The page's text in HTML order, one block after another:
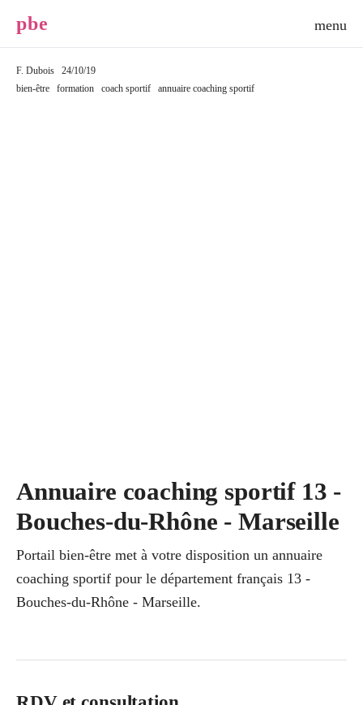
pbe
F. Dubois
24/10/19
bien-être
formation coach sportif annuaire coaching sportif
Annuaire coaching sportif 13 -
Bouches-du-Rhône - Marseille
Portail bien-être met à votre disposition un annuaire
coaching sportif pour le département français 13 -
Bouches-du-Rhône - Marseille.